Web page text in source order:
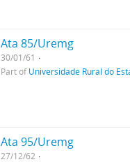
Ata 85/Uremg
30/01/61
Part ofUniversidade Rural do
Ata 95/Uremg
27/12/62